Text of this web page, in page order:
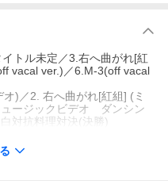
トル未定／3.右へ曲がれ[紅
vacal ver.)／6.M-3(off vacal
)／2. 右へ曲がれ[紅組] (ミ
ージックビデオ ダンシン
対抗料理対決(決勝)